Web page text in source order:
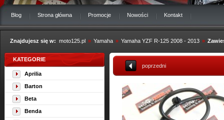
Blog Strona główna Promocje Nowości Kontakt
Znajdujesz się w: moto125.pl » Yamaha » Yamaha YZF R-125 2008 - 2013 »
KATEGORIE
Aprilia
Barton
Beta
Benda
poprzedni